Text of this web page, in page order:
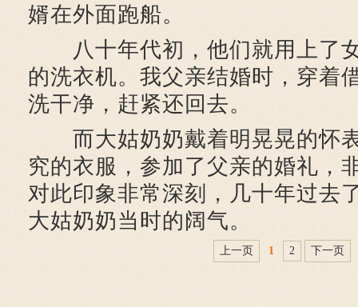
婿在外面跑船。
八十年代初，他们就用上了
的洗衣机。我父亲结婚时，穿着
洗干净，赶紧还回去。
而大姑奶奶戴着明晃晃的怀
究的衣服，参加了父亲的婚礼，
对此印象非常深刻，几十年过去
大姑奶奶当时的阔气。
上一页 1 2 下一页